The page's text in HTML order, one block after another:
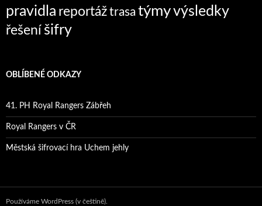
pravidla reportážtrasa týmyvýsledky
řešení šifry
OBLÍBENÉ ODKAZY
41. PH Royal Rangers Zábřeh
Royal Rangers v ČR
Městská šifrovací hra Uchem jehly
Používáme WordPress (v češtině).